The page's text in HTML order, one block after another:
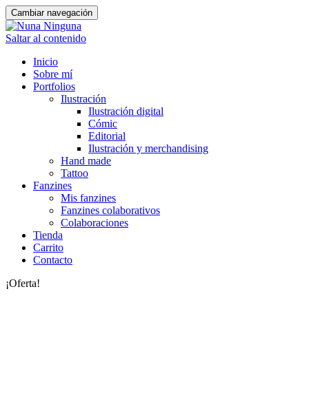
Cambiar navegación
Saltar al contenido
Inicio
Sobre mí
Portfolios
Ilustración
Ilustración digital
Cómic
Editorial
Ilustración y merchandising
Hand made
Tattoo
Fanzines
Mis fanzines
Fanzines colaborativos
Colaboraciones
Tienda
Carrito
Contacto
¡Oferta!